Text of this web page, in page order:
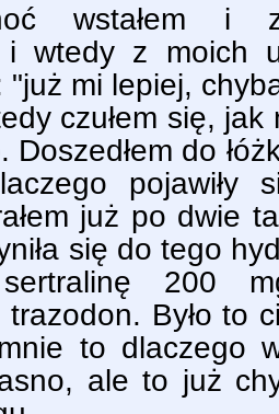
wstałem i
i wtedy z moich
mi lepiej,
czułem się,
Doszedłem do
pojawiły
już po dwie
się do tego
200
Było to
to dlaczego
ale to już